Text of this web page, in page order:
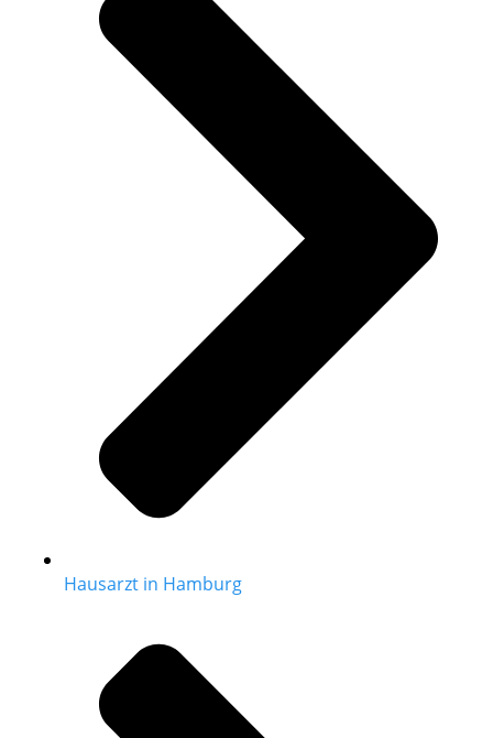
Hausarzt in Hamburg